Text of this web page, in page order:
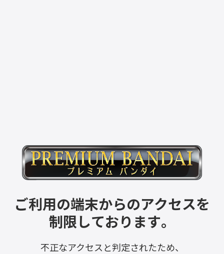
ご利用の端末からのアクセスを
制限しております。
不正なアクセスと判定されたため、